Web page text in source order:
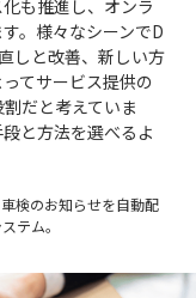
も推進し、オンラ
。様々なシーンでD
しと改善、新しい方
てサービス提供の
だと考えていま
と方法を選べるよ
検のお知らせを自動配
テム。